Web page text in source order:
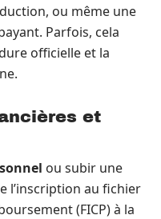
ou même une
Parfois, cela
officielle et la
et
ou subir une
l’inscription au fichier
(FICP) à la